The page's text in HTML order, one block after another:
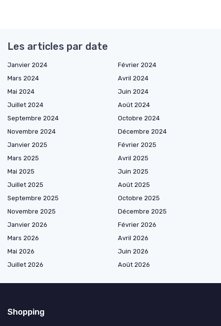
Les articles par date
Janvier 2024
Février 2024
Mars 2024
Avril 2024
Mai 2024
Juin 2024
Juillet 2024
Août 2024
Septembre 2024
Octobre 2024
Novembre 2024
Décembre 2024
Janvier 2025
Février 2025
Mars 2025
Avril 2025
Mai 2025
Juin 2025
Juillet 2025
Août 2025
Septembre 2025
Octobre 2025
Novembre 2025
Décembre 2025
Janvier 2026
Février 2026
Mars 2026
Avril 2026
Mai 2026
Juin 2026
Juillet 2026
Août 2026
Shopping